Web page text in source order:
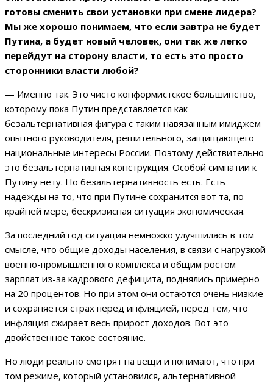
готовы сменить свои установки при смене лидера?
Мы же хорошо понимаем, что если завтра не будет
Путина, а будет новый человек, они так же легко
перейдут на сторону власти, то есть это просто
сторонники власти любой?
— Именно так. Это чисто конформистское большинство,
которому пока Путин представляется как
безальтернативная фигура с таким навязанным имиджем
опытного руководителя, решительного, защищающего
национальные интересы России. Поэтому действительно
это безальтернативная конструкция. Особой симпатии к
Путину нету. Но безальтернативность есть. Есть
надежды на то, что при Путине сохранится вот та, по
крайней мере, бескризисная ситуация экономическая.
За последний год ситуация немножко улучшилась в том
смысле, что общие доходы населения, в связи с нагрузкой
военно-промышленного комплекса и общим ростом
зарплат из-за кадрового дефицита, поднялись примерно
на 20 процентов. Но при этом они остаются очень низкие
и сохраняется страх перед инфляцией, перед тем, что
инфляция сжирает весь прирост доходов. Вот это
двойственное такое состояние.
Но люди реально смотрят на вещи и понимают, что при
том режиме, который установился, альтернативной